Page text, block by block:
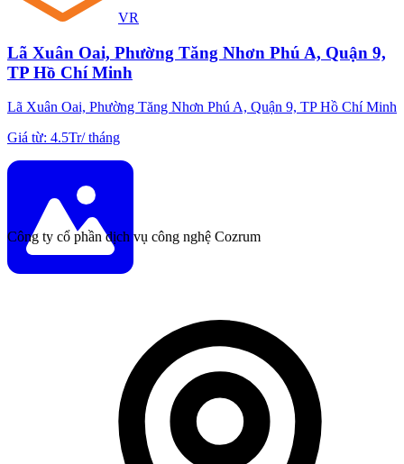
VR
Lã Xuân Oai, Phường Tăng Nhơn Phú A, Quận 9,
TP Hồ Chí Minh
Lã Xuân Oai, Phường Tăng Nhơn Phú A, Quận 9, TP Hồ Chí Minh
Giá từ: 4.5Tr/tháng
Công ty cổ phần dịch vụ công nghệ Cozrum